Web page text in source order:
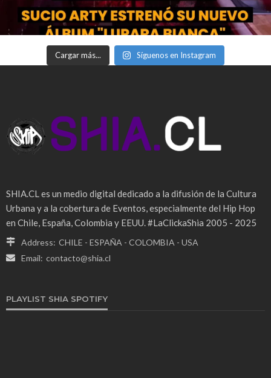
Cargar más... Síguenos en Instagram
SHIA.CL es un medio digital dedicado a la difusión de la Cultura
Urbana y a la cobertura de Eventos, especialmente del Hip Hop
en Chile, España, Colombia y EEUU. #LaClickaShia 2005 - 2025
Address: CHILE - ESPAÑA - COLOMBIA - USA
Email: contacto@shia.cl
PLAYLIST SHIA SPOTIFY